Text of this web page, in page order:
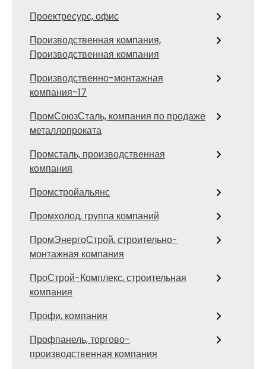
Проектресурс, офис
Производственная компания,
Производственная компания
Производственно-монтажная
компания-17
ПромСоюзСталь, компания по продаже
металлопроката
Промсталь, производственная
компания
Промстройальянс
Промхолод, группа компаний
ПромЭнергоСтрой, строительно-
монтажная компания
ПроСтрой-Комплекс, строительная
компания
Профи, компания
Профпанель, торгово-
производственная компания